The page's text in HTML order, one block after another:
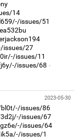
14
issues/51
issues/27
issues/11
issues/68
2023-05-30
issues/86
issues/67
issues/64
issues/1